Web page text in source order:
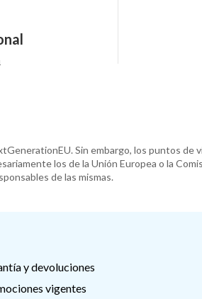
Sin embargo, los puntos de
los de la Unión Europea o la
de las mismas.
y devoluciones
vigentes